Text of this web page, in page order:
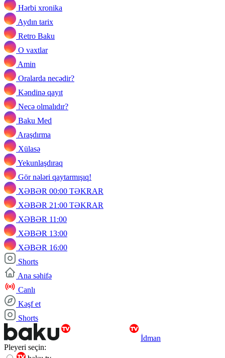
Hərbi xronika
Aydın tarix
Retro Baku
O vaxtlar
Amin
Oralarda necədir?
Kəndinə qayıt
Necə olmalıdır?
Baku Med
Araşdırma
Xülasə
Yekunlaşdıraq
Gör nələri qaytarmışıq!
XƏBƏR 00:00 TƏKRAR
XƏBƏR 21:00 TƏKRAR
XƏBƏR 11:00
XƏBƏR 13:00
XƏBƏR 16:00
Shorts
Ana səhifə
Canlı
Kəşf et
Shorts
İdman
Pleyeri seçin: